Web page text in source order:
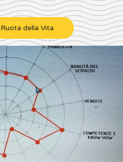
della Vita